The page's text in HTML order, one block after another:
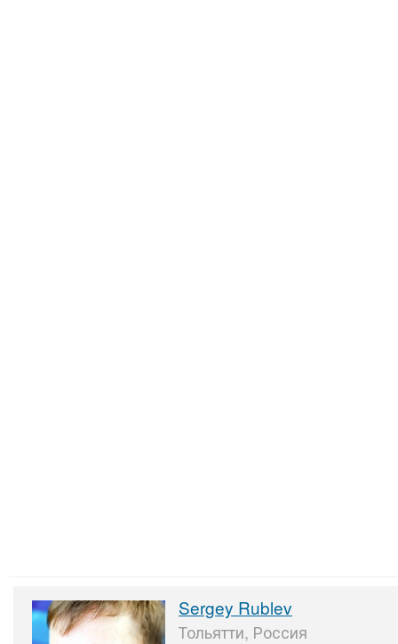
Sergey Rublev
Тольятти, Россия